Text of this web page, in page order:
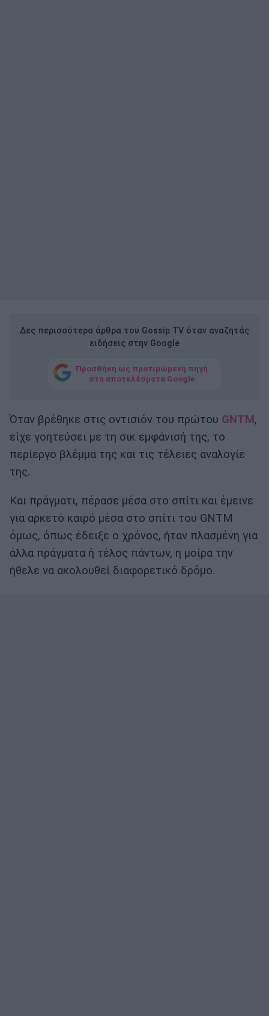
Δες περισσότερα άρθρα του Gossip TV όταν αναζητάς
ειδήσεις στην Google
Προσθήκη ως προτιμώμενη πηγή
στα αποτελέσματα Google
Όταν βρέθηκε στις οντισιόν του πρώτου GNTM,
είχε γοητεύσει με τη σικ εμφάνισή της, το
περίεργο βλέμμα της και τις τέλειες αναλογίε
της.
Και πράγματι, πέρασε μέσα στο σπίτι και έμεινε
για αρκετό καιρό μέσα στο σπίτι του GNTM
όμως, όπως έδειξε ο χρόνος, ήταν πλασμένη για
άλλα πράγματα ή τέλος πάντων, η μοίρα την
ήθελε να ακολουθεί διαφορετικό δρόμο.